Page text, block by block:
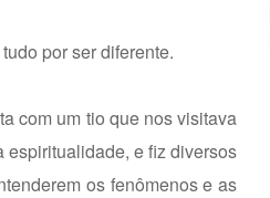
por ser diferente.
com um tio que nos visitava
espiritualidade, e fiz diversos
os fenômenos e as